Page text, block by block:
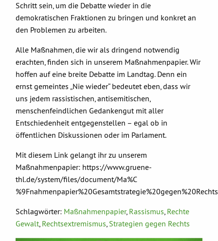
Schritt sein, um die Debatte wieder in die
demokratischen Fraktionen zu bringen und konkret an
den Problemen zu arbeiten.
Alle Maßnahmen, die wir als dringend notwendig
erachten, finden sich in unserem Maßnahmenpapier. Wir
hoffen auf eine breite Debatte im Landtag. Denn ein
ernst gemeintes „Nie wieder“ bedeutet eben, dass wir
uns jedem rassistischen, antisemitischen,
menschenfeindlichen Gedankengut mit aller
Entschiedenheit entgegenstellen – egal ob in
öffentlichen Diskussionen oder im Parlament.
Mit diesem Link gelangt ihr zu unserem
Maßnahmenpapier: https://www.gruene-
thl.de/system/files/document/Ma%C
Schlagwörter: Maßnahmenpapier, Rassismus, Rechte
Gewalt, Rechtsextremismus, Strategien gegen Rechts